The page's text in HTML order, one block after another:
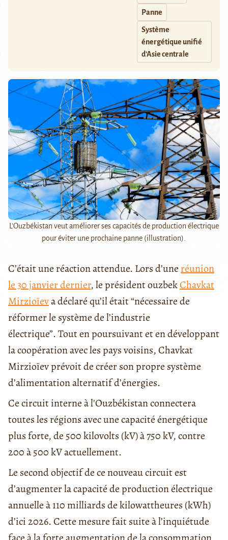
Panne
Système
énergétique unifié
d’Asie centrale
L'Ouzbékistan veut améliorer ses capacités de production électrique
pour éviter une prochaine panne (illustration).
C’était une réaction attendue. Lors d’une réunion
le 30 janvier dernier, le président ouzbekChavkat
Mirzioïeva déclaré qu’il était “nécessaire de
réformer le système de l’industrie
électrique”. Tout en poursuivant et en développant
la coopération avec les pays voisins, Chavkat
Mirzioïev prévoit de créer son propre système
d’alimentation alternatif d’énergies.
Ce circuit interne à l'Ouzbékistan connectera
toutes les régions avec une capacité énergétique
plus forte, de 500 kilovolts (kV) à 750 kV, contre
200 à 500 kV actuellement.
Le second objectif de ce nouveau circuit est
d’augmenter la capacité de production électrique
annuelle à 110 milliards de kilowattheures (kWh)
d’ici 2026. Cette mesure fait suite à l’inquiétude